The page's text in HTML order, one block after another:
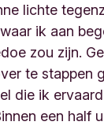
lichte
ik aan
zou zijn.
te stappen
die ik
een half